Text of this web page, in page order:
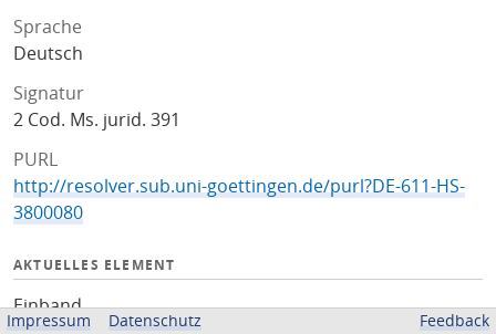
Sprache
Deutsch
Signatur
2 Cod. Ms. jurid. 391
PURL
http://resolver.sub.uni-goettingen.de/purl?DE-611-HS-
3800080
AKTUELLES ELEMENT
Einband
Impressum Datenschutz Feedback